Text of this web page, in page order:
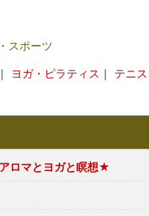
スポーツ
｜ ヨガ・ピラティス ｜ テニス
ロマとヨガと瞑想★